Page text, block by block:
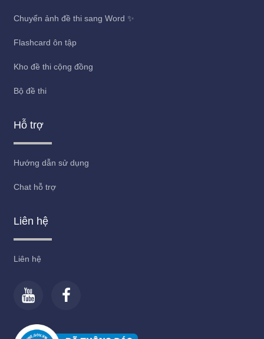
Chuyển ảnh đề thi sang Word ✨
Flashcard ôn tập
Kho đề thi cộng đồng
Bộ đề thi
Hỗ trợ
Hướng dẫn sử dụng
Chat hỗ trợ
Liên hệ
Liên hệ